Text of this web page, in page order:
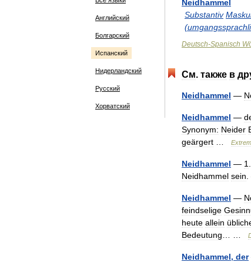
Английский
Болгарский
Испанский
Нидерландский
Русский
Хорватский
Neidhammel
Substantiv
(
Deutsch-Spanisch
См. также в
Neidhammel —
Neidhammel —
Synonym: Neider
geärgert
Neidhammel — 1
Neidhammel sein
Neidhammel —
feindselige
heute allein
Bedeutung
Neidhammel, der